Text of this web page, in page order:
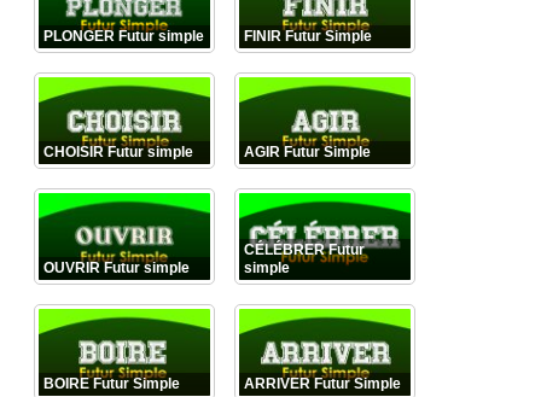
PLONGER Futur simple FINIR Futur Simple
CHOISIR Futur simple AGIR Futur Simple
OUVRIR Futur simple
CÉLÉBRER Futur
simple
BOIRE Futur Simple ARRIVER Futur Simple